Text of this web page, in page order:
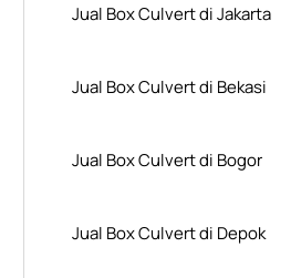
Jual Box Culvert di Jakarta
Jual Box Culvert di Bekasi
Jual Box Culvert di Bogor
Jual Box Culvert di Depok